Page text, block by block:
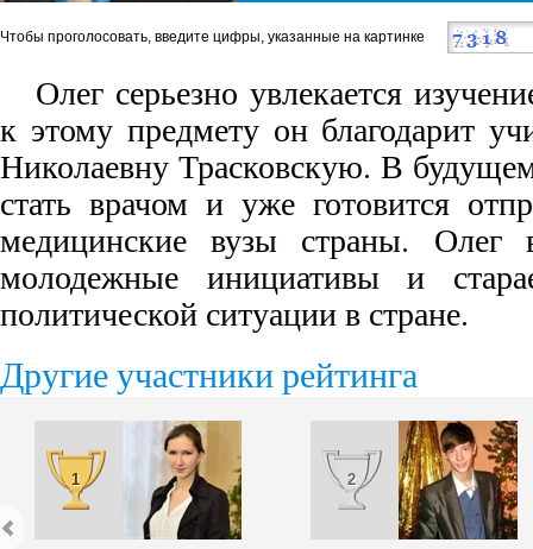
Чтобы проголосовать, введите цифры, указанные на картинке
Олег серьезно увлекается
к этому предмету он благодарит
Николаевну Трасковскую. В
стать врачом и уже готовится
медицинские вузы страны. Олег
молодежные инициативы и
политической ситуации в стране.
Другие участники рейтинга
1 2